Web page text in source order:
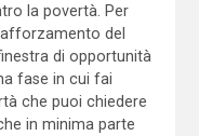
la povertà. Per
del
di opportunità
fase in cui fai
che puoi chiedere
in minima parte